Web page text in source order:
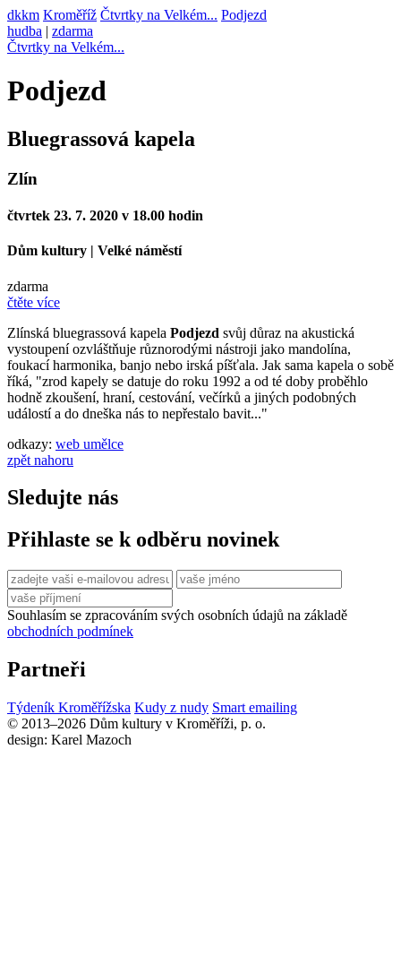
dkkm Kroměříž Čtvrtky na Velkém... Podjezd
hudba | zdarma
Čtvrtky na Velkém...
Podjezd
Bluegrassová kapela
Zlín
čtvrtek 23. 7. 2020 v 18.00 hodin
Dům kultury | Velké náměstí
zdarma
čtěte více
Zlínská bluegrassová kapela Podjezd svůj důraz na akustická
vystoupení ozvláštňuje různorodými nástroji jako mandolína,
foukací harmonika, banjo nebo irská píšťala. Jak sama kapela o sobě
říká, "zrod kapely se datuje do roku 1992 a od té doby proběhlo
hodně zkoušení, hraní, cestování, večírků a jiných podobných
událostí a do dneška nás to nepřestalo bavit..."
odkazy: web umělce
zpět nahoru
Sledujte nás
Přihlaste se k odběru novinek
Souhlasím se zpracováním svých osobních údajů na základě
obchodních podmínek
Partneři
Týdeník Kroměřížska Kudy z nudy Smart emailing
© 2013–2026 Dům kultury v Kroměříži, p. o.
design: Karel Mazoch